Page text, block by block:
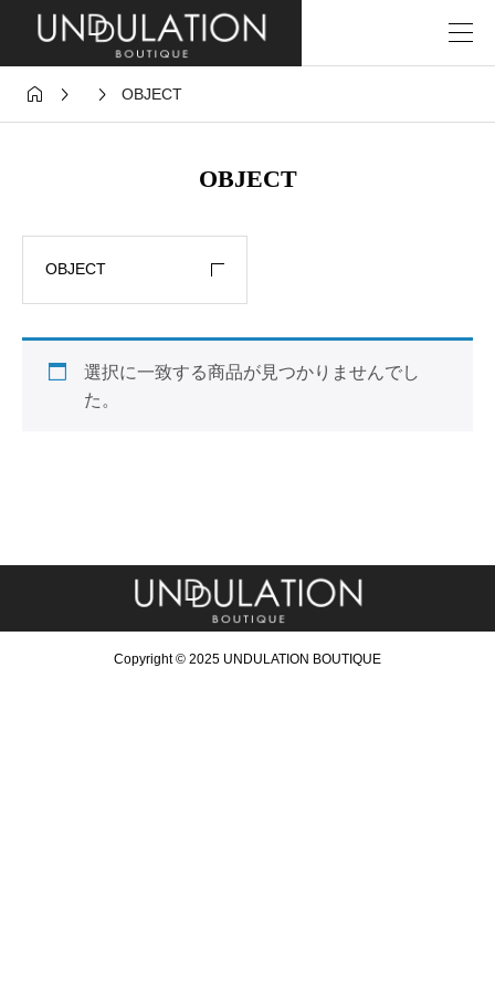
   OBJECT
OBJECT
OBJECT
選択に一致する商品が見つかりませんでし
た。
Copyright © 2025 UNDULATION BOUTIQUE